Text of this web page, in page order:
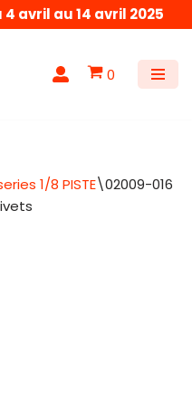
avril au 14 avril 2025
0
1/8 PISTE\02009-016